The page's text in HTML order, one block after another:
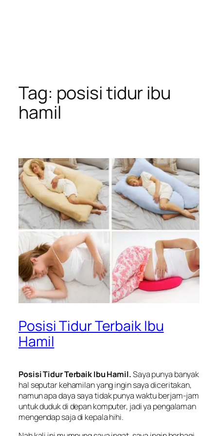
Tag: posisi tidur ibu
hamil
Posisi Tidur Terbaik Ibu
Hamil
Posisi Tidur Terbaik Ibu Hamil.Saya punya banyak
hal seputar kehamilan yang ingin saya diceritakan,
namun apa daya saya tidak punya waktu berjam-jam
untuk duduk di depan komputer, jadi ya pengalaman
mengendap saja di kepala hihi.